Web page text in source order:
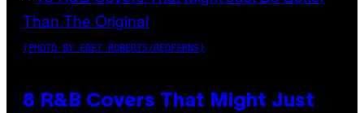
(PHOTO BY EBET ROBERTS/REDFERNS)
8 R&B Covers That Might Just